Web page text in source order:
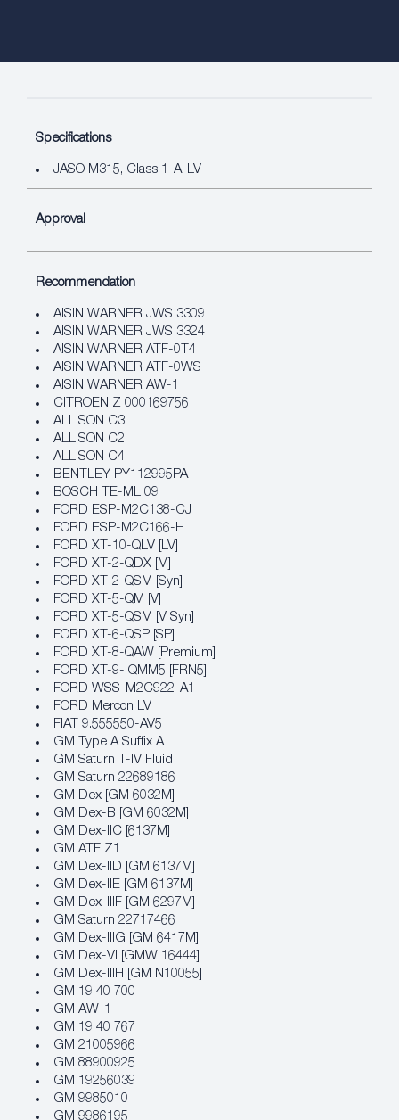
Specifications
JASO M315, Class 1-A-LV
Approval
Recommendation
AISIN WARNER JWS 3309
AISIN WARNER JWS 3324
AISIN WARNER ATF-0T4
AISIN WARNER ATF-0WS
AISIN WARNER AW-1
CITROEN Z 000169756
ALLISON C3
ALLISON C2
ALLISON C4
BENTLEY PY112995PA
BOSCH TE-ML 09
FORD ESP-M2C138-CJ
FORD ESP-M2C166-H
FORD XT-10-QLV [LV]
FORD XT-2-QDX [M]
FORD XT-2-QSM [Syn]
FORD XT-5-QM [V]
FORD XT-5-QSM [V Syn]
FORD XT-6-QSP [SP]
FORD XT-8-QAW [Premium]
FORD XT-9- QMM5 [FRN5]
FORD WSS-M2C922-A1
FORD Mercon LV
FIAT 9.555550-AV5
GM Type A Suffix A
GM Saturn T-IV Fluid
GM Saturn 22689186
GM Dex [GM 6032M]
GM Dex-B [GM 6032M]
GM Dex-IIC [6137M]
GM ATF Z1
GM Dex-IID [GM 6137M]
GM Dex-IIE [GM 6137M]
GM Dex-IIIF [GM 6297M]
GM Saturn 22717466
GM Dex-IIIG [GM 6417M]
GM Dex-VI [GMW 16444]
GM Dex-IIIH [GM N10055]
GM 19 40 700
GM AW-1
GM 19 40 767
GM 21005966
GM 88900925
GM 19256039
GM 9985010
GM 9986195